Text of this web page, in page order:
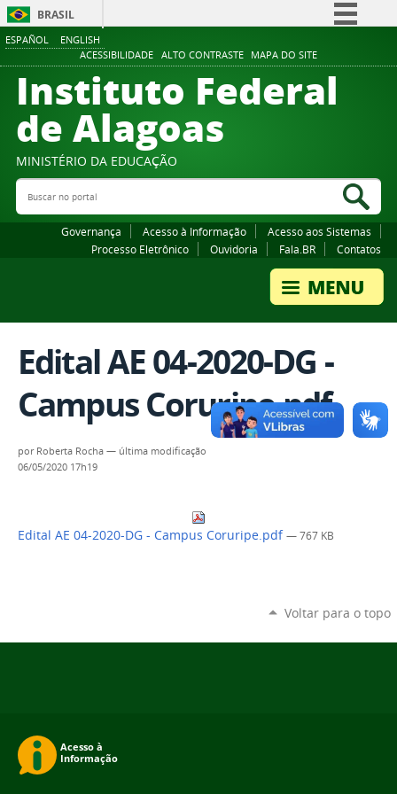
ESPAÑOL ENGLISH
ACESSIBILIDADE ALTO CONTRASTE MAPA DO SITE
BRASIL
Comunica BR
Participe
Canais
Instituto Federal
de Alagoas
MINISTÉRIO DA EDUCAÇÃO
Buscar no portal
Governança Acesso à Informação
Acesso aos Sistemas
Processo Eletrônico
Ouvidoria Fala.BR Contatos
Edital AE 04-2020-DG -
Campus Coruripe.pdf
por Roberta Rocha — última modificação
06/05/2020 17h19
Edital AE 04-2020-DG - Campus Coruripe.pdf — 767 KB
Voltar para o topo